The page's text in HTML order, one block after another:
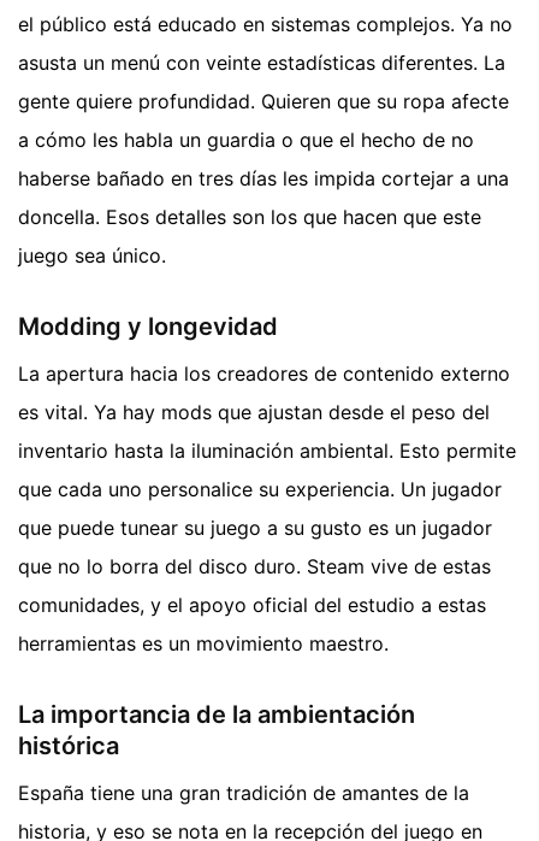
el público está educado en sistemas complejos. Ya no
asusta un menú con veinte estadísticas diferentes. La
gente quiere profundidad. Quieren que su ropa afecte
a cómo les habla un guardia o que el hecho de no
haberse bañado en tres días les impida cortejar a una
doncella. Esos detalles son los que hacen que este
juego sea único.
Modding y longevidad
La apertura hacia los creadores de contenido externo
es vital. Ya hay mods que ajustan desde el peso del
inventario hasta la iluminación ambiental. Esto permite
que cada uno personalice su experiencia. Un jugador
que puede tunear su juego a su gusto es un jugador
que no lo borra del disco duro. Steam vive de estas
comunidades, y el apoyo oficial del estudio a estas
herramientas es un movimiento maestro.
La importancia de la ambientación
histórica
España tiene una gran tradición de amantes de la
historia, y eso se nota en la recepción del juego en